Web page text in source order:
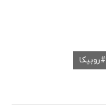
روبیکا